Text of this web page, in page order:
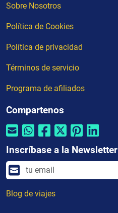
Sobre Nosotros
Política de Cookies
Política de privacidad
Términos de servicio
Programa de afiliados
Compartenos
Inscríbase a la Newsletter
Blog de viajes